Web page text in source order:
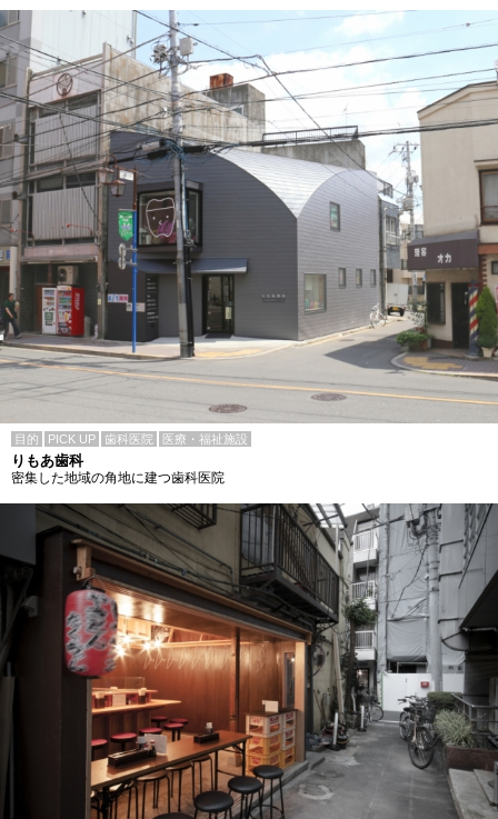
目的 PICK UP 歯科医院 医療・福祉施設
りもあ歯科
密集した地域の角地に建つ歯科医院